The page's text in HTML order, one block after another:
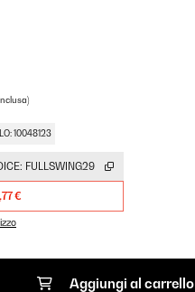
10048123
FULLSWING29
€
Aggiungi al carrello